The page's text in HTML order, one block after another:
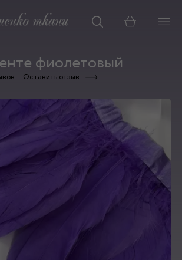
Корзина
фиолетовый
Оставить отзыв